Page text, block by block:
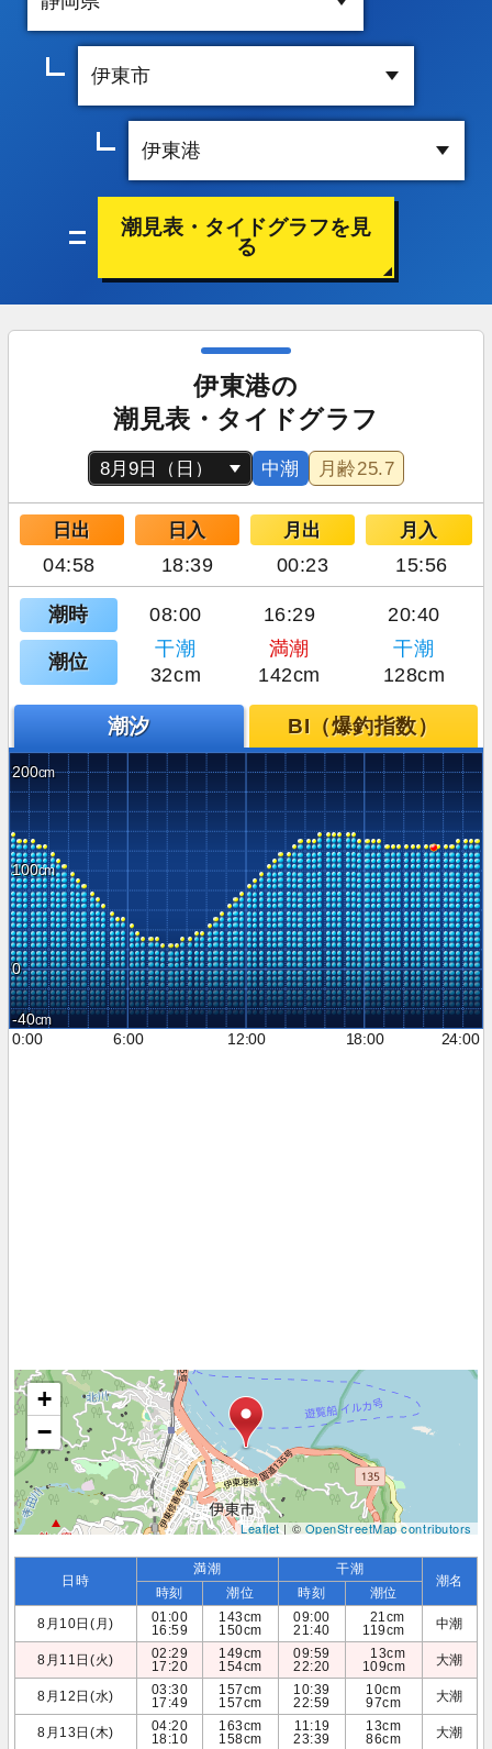
潮見表・タイドグラフを見
る
伊東港の
潮見表・タイドグラフ
中潮 月齢25.7
日出 日入 月出 月入
04:58 18:39 00:23 15:56
潮時 08:00 16:29 20:40
潮位
干潮 満潮
干潮
32cm
142cm 128cm
潮汐 BI（爆釣指数）
200
100
0
-40
0:00
6:00 12:00 18:00 24:00
+
−
Leaflet| ©OpenStreetMap contributors
日時
満潮 干潮
潮名
時刻 潮位 時刻
潮位
8月10日(月)
01:00
16:59
143cm
150cm
09:00
21:40
21cm
119cm
中潮
8月11日(火)
02:29
17:20
149cm
154cm
09:59
22:20
13cm
109cm
大潮
8月12日(水)
03:30
17:49
157cm
157cm
10:39
22:59
10cm
97cm
大潮
8月13日(木)
04:20
18:10
163cm
158cm
11:19
23:39
13cm
86cm
大潮